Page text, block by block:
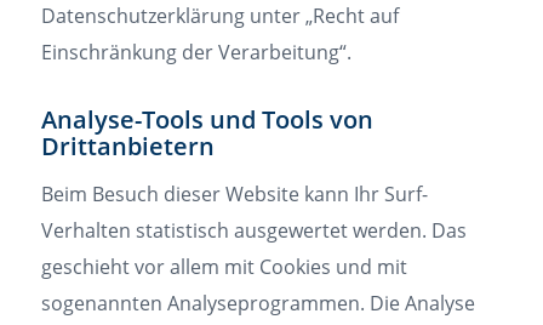
Datenschutzerklärung unter „Recht auf
Einschränkung der Verarbeitung“.
Analyse-Tools und Tools von
Drittanbietern
Beim Besuch dieser Website kann Ihr Surf-
Verhalten statistisch ausgewertet werden. Das
geschieht vor allem mit Cookies und mit
sogenannten Analyseprogrammen. Die Analyse